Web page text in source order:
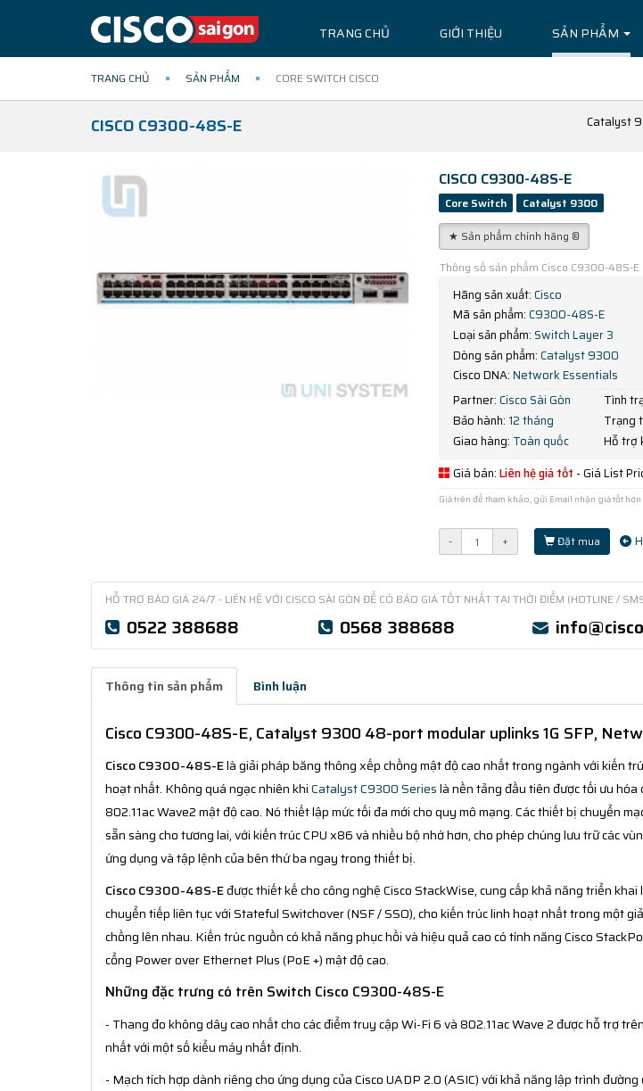
TRANG CHỦ GIỚI THIỆU SẢN PHẨM
TRANG CHỦ SẢN PHẨM CORE SWITCH CISCO
CISCO C9300-48S-E Catalyst
CISCO C9300-48S-E
Core Switch
Catalyst 9300
★ Sản phẩm chính hãng ®
Thông số sản phẩm Cisco C9300-48S-E
Hãng sản xuất:Cisco
Mã sản phẩm:C9300-48S-E
Loại sản phẩm: Switch Layer 3
Dòng sản phẩm:Catalyst 9300
Cisco DNA:Network Essentials
Partner:Cisco Sài Gòn Tình
Bảo hành: 12 tháng Trạng
Giao hàng: Toàn quốc Hỗ trợ
Giá bán:Liên hệ giá tốt - Giá List
Giá trên để tham khảo, gửi Email nhận giá tốt hơn
- + Đặt mua
HỖ TRỢ BÁO GIÁ 24/7 - LIÊN HỆ VỚI CISCO SÀI GÒN ĐỂ CÓ BÁO GIÁ TỐT NHẤT TẠI THỜI ĐIỂM (HOTLINE /
0522 388688 0568 388688
Thông tin sản phẩm Bình luận
Cisco C9300-48S-E, Catalyst 9300 48-port modular uplinks 1G SFP,
Cisco C9300-48S-Elà giải pháp băng thông xếp chồng mật độ cao nhất trong ngành với kiến
hoạt nhất. Không quá ngạc nhiên khiCatalyst C9300 Serieslà nền tảng đầu tiên được tối ưu hóa
802.11ac Wave2 mật độ cao. Nó thiết lập mức tối đa mới cho quy mô mạng. Các thiết bị chuyển
sẵn sàng cho tương lai, với kiến trúc CPU x86 và nhiều bộ nhớ hơn, cho phép chúng lưu trữ các
ứng dụng và tập lệnh của bên thứ ba ngay trong thiết bị.
Cisco C9300-48S-Eđược thiết kế cho công nghệ Cisco StackWise, cung cấp khả năng triển
chuyển tiếp liên tục với Stateful Switchover (NSF / SSO), cho kiến trúc linh hoạt nhất trong một
chồng lên nhau. Kiến trúc nguồn có khả năng phục hồi và hiệu quả cao có tính năng Cisco
cổng Power over Ethernet Plus (PoE +) mật độ cao.
Những đặc trưng có trên Switch Cisco C9300-48S-E
- Thang đo không dây cao nhất cho các điểm truy cập Wi-Fi 6 và 802.11ac Wave 2 được hỗ trợ
nhất với một số kiểu máy nhất định.
- Mạch tích hợp dành riêng cho ứng dụng của Cisco UADP 2.0 (ASIC) với khả năng lập trình đường